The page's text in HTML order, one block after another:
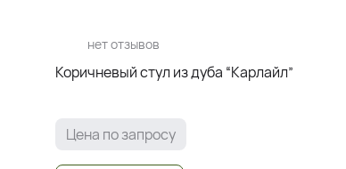
нет отзывов
Коричневый стул из дуба “Карлайл”
Цена по запросу